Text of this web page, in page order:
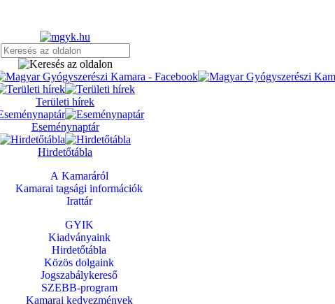
Területi hírek
Eseménynaptár
Hirdetőtábla
A Kamaráról
Kamarai tagsági információk
Irattár
GYIK
Kiadványaink
Hirdetőtábla
Közös dolgaink
Jogszabálykereső
SZEBB-program
Kamarai kedvezmények